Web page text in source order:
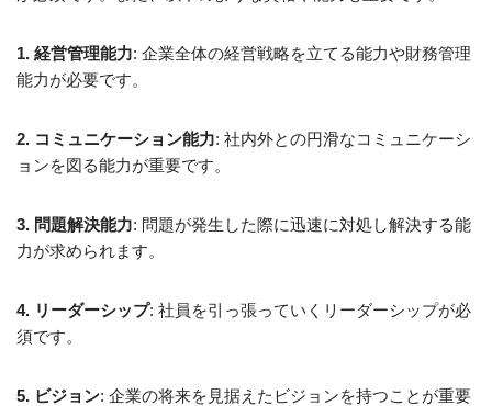
1. 経営管理能力: 企業全体の経営戦略を立てる能力や財務管理
能力が必要です。
2. コミュニケーション能力: 社内外との円滑なコミュニケーシ
ョンを図る能力が重要です。
3. 問題解決能力: 問題が発生した際に迅速に対処し解決する能
力が求められます。
4. リーダーシップ: 社員を引っ張っていくリーダーシップが必
須です。
5. ビジョン: 企業の将来を見据えたビジョンを持つことが重要